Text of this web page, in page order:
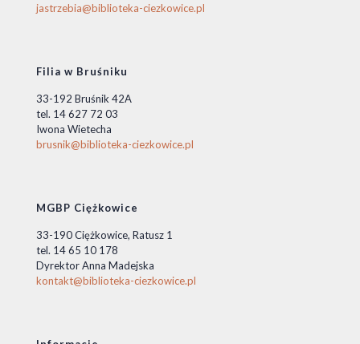
jastrzebia@biblioteka-ciezkowice.pl
Filia w Bruśniku
33-192 Bruśnik 42A
tel. 14 627 72 03
Iwona Wietecha
brusnik@biblioteka-ciezkowice.pl
MGBP Ciężkowice
33-190 Ciężkowice, Ratusz 1
tel. 14 65 10 178
Dyrektor Anna Madejska
kontakt@biblioteka-ciezkowice.pl